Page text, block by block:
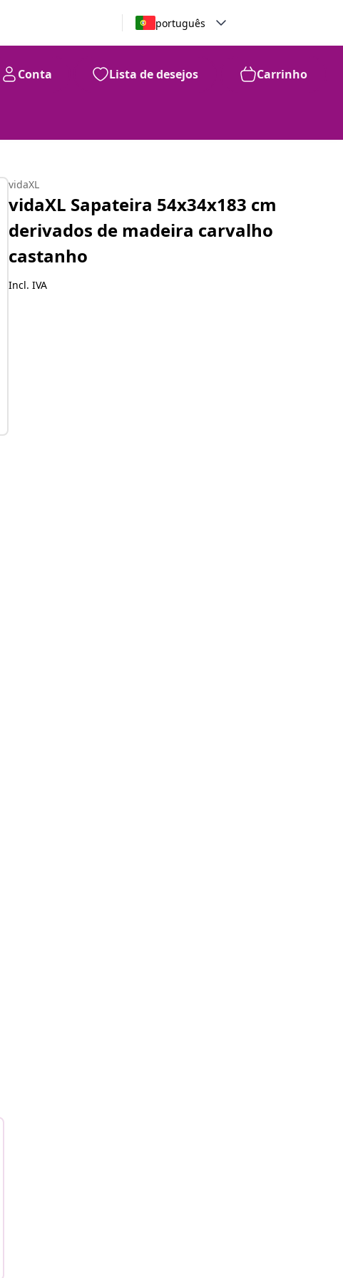
português
Conta Lista de desejos Carrinho
vidaXL
vidaXL Sapateira 54x34x183 cm
derivados de madeira carvalho
castanho
Incl. IVA